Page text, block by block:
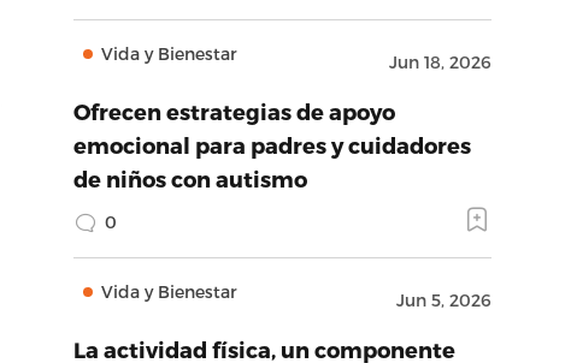
Vida y Bienestar Jun 18, 2026
Ofrecen estrategias de apoyo
emocional para padres y cuidadores
de niños con autismo
0
Vida y Bienestar Jun 5, 2026
La actividad física, un componente